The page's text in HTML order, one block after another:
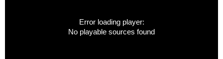
Error loading player:
No playable sources found